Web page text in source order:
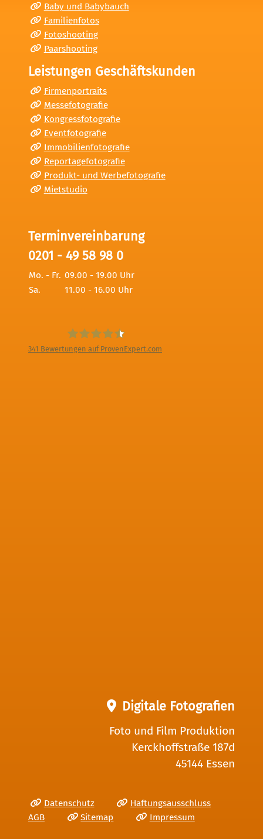
Baby und Babybauch
Familienfotos
Fotoshooting
Paarshooting
Leistungen Geschäftskunden
Firmenportraits
Messefotografie
Kongressfotografie
Eventfotografie
Immobilienfotografie
Reportagefotografie
Produkt- und Werbefotografie
Mietstudio
Terminvereinbarung
0201 - 49 58 98 0
Mo. - Fr. 09.00 - 19.00 Uhr
Sa.
11.00 - 16.00 Uhr
341 Bewertungen auf ProvenExpert.com
Digitale Fotografien
Foto und Film Produktion
Kerckhoffstraße 187d
45144 Essen
Datenschutz
Haftungsausschluss
AGB
Sitemap Impressum